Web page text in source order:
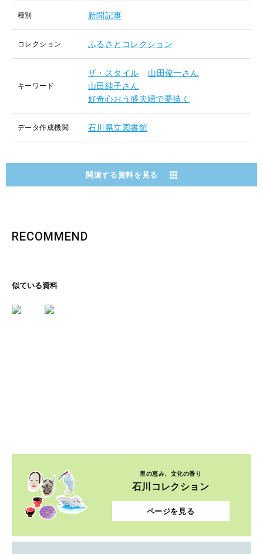
種別 新聞記事
コレクション ふるさとコレクション
キーワード
ザ・スタイル
山田俊一さん
山田純子さん
好奇心おう盛夫婦で夢描く
データ作成機関 石川県立図書館
関連する資料を見る
RECOMMEND
似ている資料
里の恵み、文化の香り
石川コレクション
ページを見る